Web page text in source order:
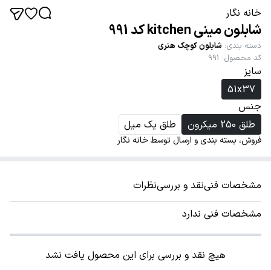
خانه نگار
شابلون مینی kitchen کد 991
دسته بندی: شابلون کوچک هنری
کد محصول:
991
سایز
51x37
جنس
طلق 250 میکرون
طلق یک میل
فروش، بسته بندی و ارسال توسط خانه نگار
مشخصات فنینقد و بررسینظرات
مشخصات فنی ندارد
هیچ نقد و بررسی برای این محصول یافت نشد